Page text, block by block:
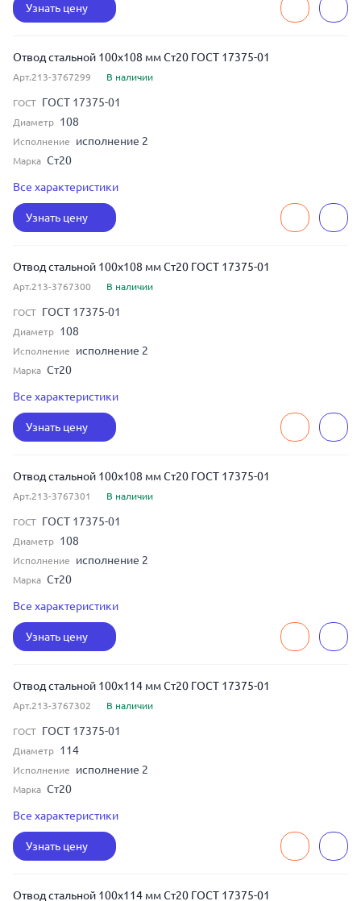
Условный диаметр 80
Узнать цену
Отвод стальной 100x108 мм Ст20 ГОСТ 17375-01
Арт.213-3767299 В наличии
ГОСТ ГОСТ 17375-01
Диаметр 108
Исполнение исполнение 2
Марка Ст20
Условный диаметр 100
Все характеристики
Узнать цену
Отвод стальной 100x108 мм Ст20 ГОСТ 17375-01
Арт.213-3767300 В наличии
ГОСТ ГОСТ 17375-01
Диаметр 108
Исполнение исполнение 2
Марка Ст20
Условный диаметр 100
Все характеристики
Узнать цену
Отвод стальной 100x108 мм Ст20 ГОСТ 17375-01
Арт.213-3767301 В наличии
ГОСТ ГОСТ 17375-01
Диаметр 108
Исполнение исполнение 2
Марка Ст20
Условный диаметр 100
Все характеристики
Узнать цену
Отвод стальной 100x114 мм Ст20 ГОСТ 17375-01
Арт.213-3767302 В наличии
ГОСТ ГОСТ 17375-01
Диаметр 114
Исполнение исполнение 2
Марка Ст20
Условный диаметр 100
Все характеристики
Узнать цену
Отвод стальной 100x114 мм Ст20 ГОСТ 17375-01